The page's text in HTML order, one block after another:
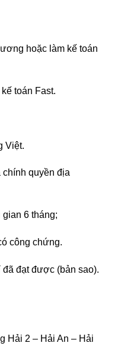
hoặc làm kế toán
toán Fast.
Việt.
quyền địa
6 tháng;
công chứng.
đạt được (bản sao).
Hải 2 – Hải An – Hải